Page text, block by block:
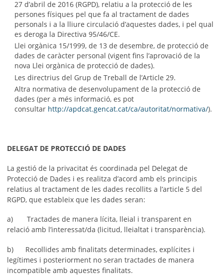
27 d’abril de 2016 (RGPD), relatiu a la protecció de les
persones físiques pel que fa al tractament de dades
personals i a la lliure circulació d’aquestes dades, i pel qual
es deroga la Directiva 95/46/CE.
Llei orgànica 15/1999, de 13 de desembre, de protecció de
dades de caràcter personal (vigent fins l’aprovació de la
nova Llei orgànica de protecció de dades).
Les directrius del Grup de Treball de l’Article 29.
Altra normativa de desenvolupament de la protecció de
dades (per a més informació, es pot
consultar http://apdcat.gencat.cat/ca/autoritat/normativa/).
DELEGAT DE PROTECCIÓ DE DADES
La gestió de la privacitat és coordinada pel Delegat de
Protecció de Dades i es realitza d’acord amb els principis
relatius al tractament de les dades recollits a l’article 5 del
RGPD, que estableix que les dades seran:
a) Tractades de manera lícita, lleial i transparent en
relació amb l’interessat/da (licitud, lleialtat i transparència).
b) Recollides amb finalitats determinades, explícites i
legítimes i posteriorment no seran tractades de manera
incompatible amb aquestes finalitats.